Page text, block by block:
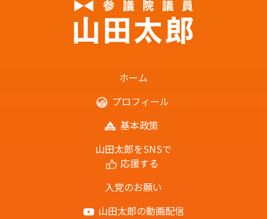
ホーム
プロフィール
基本政策
山田太郎をSNSで
応援する
入党のお願い
山田太郎の動画配信